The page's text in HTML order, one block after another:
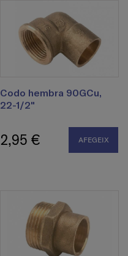
Codo hembra 90GCu,
22-1/2"
2,95 € AFEGEIX